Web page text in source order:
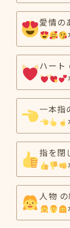
愛情の
ハート
一本指
指を閉
人物